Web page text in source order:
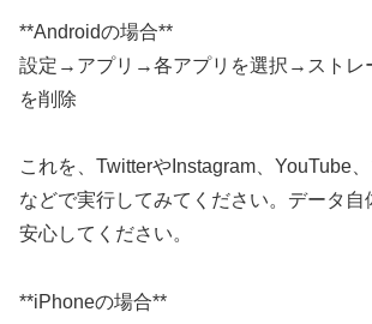
**Androidの場合**
設定→アプリ→各アプリを選択→ストレ
を削除
これを、TwitterやInstagram、YouTube
などで実行してみてください。データ自
安心してください。
**iPhoneの場合**